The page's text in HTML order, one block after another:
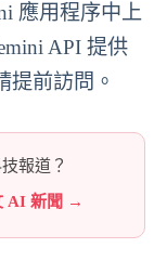
應用程序中上
API 提供
提前訪問。
報道？
AI 新聞 →